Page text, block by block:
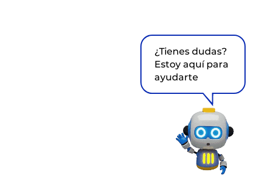
¿Tienes dudas?
Estoy aquí para
ayudarte